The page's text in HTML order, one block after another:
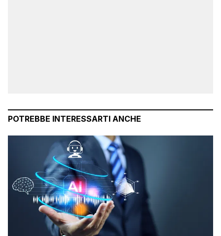
POTREBBE INTERESSARTI ANCHE